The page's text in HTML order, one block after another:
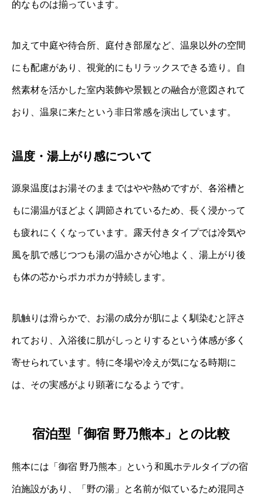
的なものは揃っています。
加えて中庭や待合所、庭付き部屋など、温泉以外の空間
にも配慮があり、視覚的にもリラックスできる造り。自
然素材を活かした室内装飾や景観との融合が意図されて
おり、温泉に来たという非日常感を演出しています。
温度・湯上がり感について
源泉温度はお湯そのままではやや熱めですが、各浴槽と
もに湯温がほどよく調節されているため、長く浸かって
も疲れにくくなっています。露天付きタイプでは冷気や
風を肌で感じつつも湯の温かさが心地よく、湯上がり後
も体の芯からポカポカが持続します。
肌触りは滑らかで、お湯の成分が肌によく馴染むと評さ
れており、入浴後に肌がしっとりするという体感が多く
寄せられています。特に冬場や冷えが気になる時期に
は、その実感がより顕著になるようです。
宿泊型「御宿 野乃熊本」との比較
熊本には「御宿 野乃熊本」という和風ホテルタイプの宿
泊施設があり、「野の湯」と名前が似ているため混同さ